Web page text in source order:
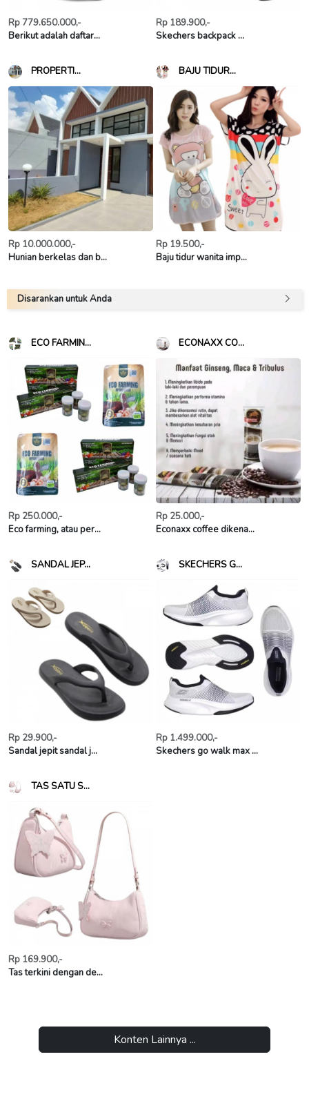
Rp 779.650.000,-
Berikut adalah daftar...
Rp 189.900,-
Skechers backpack ...
PROPERTI...
Rp 10.000.000,-
Hunian berkelas dan b...
BAJU TIDUR...
Rp 19.500,-
Baju tidur wanita imp...
Disarankan untuk Anda
ECO FARMIN...
Rp 250.000,-
Eco farming, atau per...
ECONAXX CO...
Rp 25.000,-
Econaxx coffee dikena...
SANDAL JEP...
Rp 29.900,-
Sandal jepit sandal j...
SKECHERS G...
Rp 1.499.000,-
Skechers go walk max ...
TAS SATU S...
Rp 169.900,-
Tas terkini dengan de...
Konten Lainnya ...